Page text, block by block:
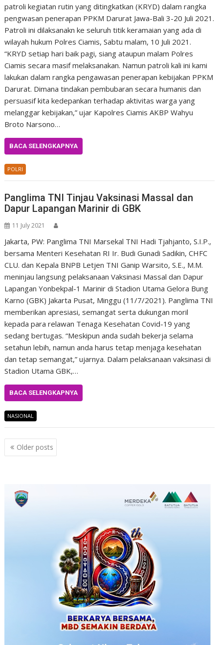
patroli kegiatan rutin yang ditingkatkan (KRYD) dalam rangka
pengwasan penerapan PPKM Darurat Jawa-Bali 3-20 Juli 2021.
Patroli ini dilaksanakn ke seluruh titik keramaian yang ada di
wilayah hukum Polres Ciamis, Sabtu malam, 10 Juli 2021.
“KRYD setiap hari baik pagi, siang ataupun malam Polres
Ciamis secara masif melaksanakan. Namun patroli kali ini kami
lakukan dalam rangka pengawasan penerapan kebijakan PPKM
Darurat. Dimana tindakan pembubaran secara humanis dan
persuasif kita kedepankan terhadap aktivitas warga yang
melanggar kebijakan,” ujar Kapolres Ciamis AKBP Wahyu
Broto Narsono…
BACA SELENGKAPNYA
POLRI
Panglima TNI Tinjau Vaksinasi Massal dan
Dapur Lapangan Marinir di GBK
11 July 2021
Jakarta, PW: Panglima TNI Marsekal TNI Hadi Tjahjanto, S.I.P.,
bersama Menteri Kesehatan RI Ir. Budi Gunadi Sadikin, CHFC
CLU. dan Kepala BNPB Letjen TNI Ganip Warsito, S.E., M.M.
meninjau langsung pelaksanaan Vaksinasi Massal dan Dapur
Lapangan Yonbekpal-1 Marinir di Stadion Utama Gelora Bung
Karno (GBK) Jakarta Pusat, Minggu (11/7/2021). Panglima TNI
memberikan apresiasi, semangat serta dukungan moril
kepada para relawan Tenaga Kesehatan Covid-19 yang
sedang bertugas. “Meskipun anda sudah bekerja selama
setahun lebih, namun anda harus tetap menjaga kesehatan
dan tetap semangat,” ujarnya. Dalam pelaksanaan vaksinasi di
Stadion Utama GBK,…
BACA SELENGKAPNYA
NASIONAL
Posts
navigation
Older posts